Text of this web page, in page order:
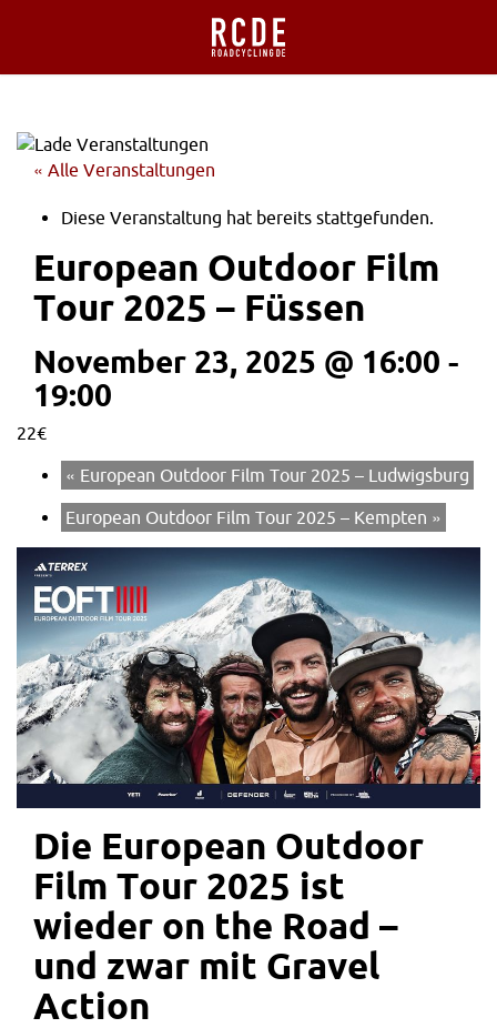
« Alle Veranstaltungen
Diese Veranstaltung hat bereits stattgefunden.
European Outdoor Film
Tour 2025 – Füssen
November 23, 2025 @ 16:00 -
19:00
22€
« European Outdoor Film Tour 2025 – Ludwigsburg
European Outdoor Film Tour 2025 – Kempten »
Die European Outdoor
Film Tour 2025 ist
wieder on the Road –
und zwar mit Gravel
Action